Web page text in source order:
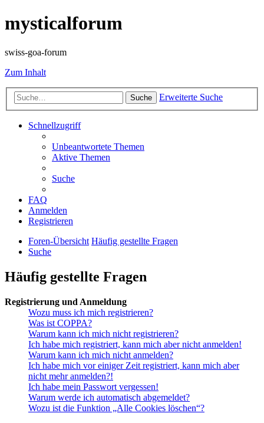
mysticalforum
swiss-goa-forum
Zum Inhalt
Suche Erweiterte Suche
Schnellzugriff
Unbeantwortete Themen
Aktive Themen
Suche
FAQ
Anmelden
Registrieren
Foren-Übersicht Häufig gestellte Fragen
Suche
Häufig gestellte Fragen
Registrierung und Anmeldung
Wozu muss ich mich registrieren?
Was ist COPPA?
Warum kann ich mich nicht registrieren?
Ich habe mich registriert, kann mich aber nicht anmelden!
Warum kann ich mich nicht anmelden?
Ich habe mich vor einiger Zeit registriert, kann mich aber
nicht mehr anmelden?!
Ich habe mein Passwort vergessen!
Warum werde ich automatisch abgemeldet?
Wozu ist die Funktion „Alle Cookies löschen“?